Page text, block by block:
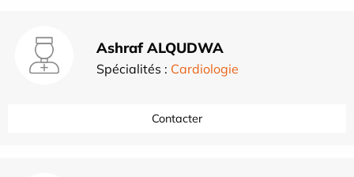
Ashraf ALQUDWA
Spécialités : Cardiologie
Contacter